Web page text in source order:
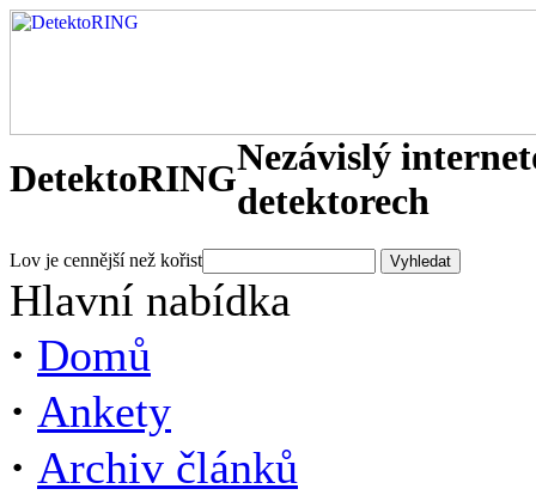
DetektoRINGNezávislý
detektorech
Lov je cennější než kořist
Hlavní nabídka
· Domů
· Ankety
· Archiv článků